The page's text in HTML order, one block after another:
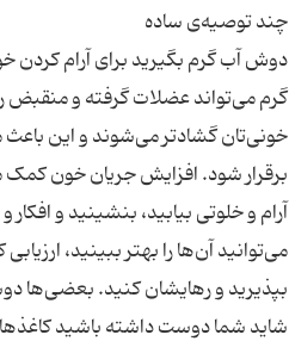
دوش آب گرم بگیرید برای آرام کردن
گرم می‌تواند عضلات گرفته و منقبض
خونی‌تان گشادتر می‌شوند و این
برقرار شود. افزایش جریان خون
آرام و خلوتی بیابید، بنشینید و
می‌توانید آن‌ها را بهتر ببینید،
بپذیرید و رهایشان کنید. بعضی‌ها
شاید شما دوست داشته باشید کاغذها